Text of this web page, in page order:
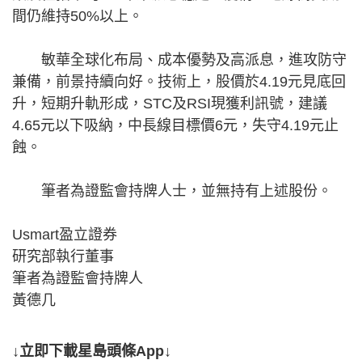
間仍維持50%以上。
敏華全球化布局、成本優勢及高派息，進攻防守
兼備，前景持續向好。技術上，股價於4.19元見底回
升，短期升軌形成，STC及RSI現獲利訊號，建議
4.65元以下吸納，中長線目標價6元，失守4.19元止
蝕。
筆者為證監會持牌人士，並無持有上述股份。
Usmart盈立證券
研究部執行董事
筆者為證監會持牌人
黃德几
↓立即下載星島頭條App↓